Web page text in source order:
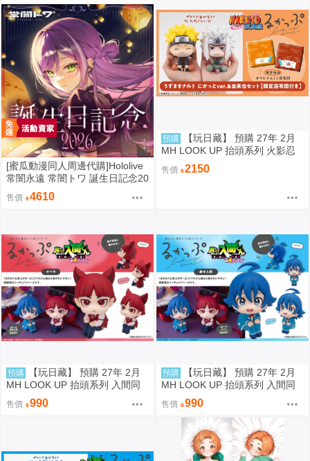
[蜜瓜動漫同人周邊代購]Hololive
常闇永遠 常闇トワ 誕生日記念20
26套組/周邊(9/12預約截止)(3月
預約)(Hololive)
售價 4610
預購
【玩日藏】 預購 27年 2月
MH LOOK UP 抬頭系列 火影忍
者疾風傳 漩渦鳴人 燦笑 Smile &
自來也 抬頭公仔 特典 代理版
售價 2150
預購
【玩日藏】 預購 27年 2月
MH LOOK UP 抬頭系列 入間同
學入魔了 歐佩拉 抬頭公仔 代理
版
售價 990
預購
【玩日藏】 預購 27年 2月
MH LOOK UP 抬頭系列 入間同
學入魔了 鈴木入間 Iruma Suzuki
抬頭公仔 代理版
售價 990